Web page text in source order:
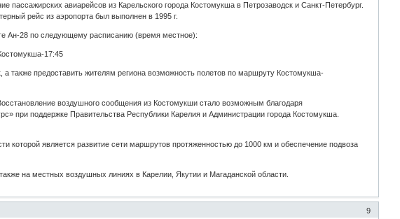
авиарейсов из Карельского города Костомукша в Петрозаводск и Санкт-Петербург.
рейс из аэропорта был выполнен в 1995 г.
Ан-28 по следующему расписанию (время местное):
17:45
также предоставить жителям региона возможность полетов по маршруту Костомукша-
воздушного сообщения из Костомукши стало возможным благодаря
при поддержке Правительства Республики Карелия и Администрации города Костомукша.
которой является развитие сети маршрутов протяженностью до 1000 км и обеспечение подвоза
на местных воздушных линиях в Карелии, Якутии и Магаданской области.
9